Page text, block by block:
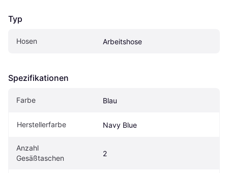
Typ
Hosen Arbeitshose
Spezifikationen
Farbe Blau
Herstellerfarbe Navy Blue
Anzahl
Gesäßtaschen
2